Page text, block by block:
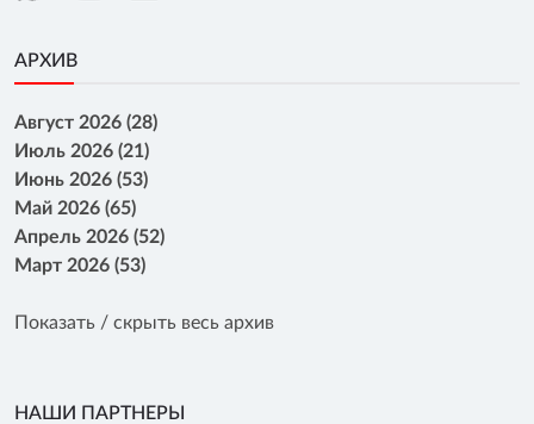
АРХИВ
Август 2026 (28)
Июль 2026 (21)
Июнь 2026 (53)
Май 2026 (65)
Апрель 2026 (52)
Март 2026 (53)
Показать / скрыть весь архив
НАШИ ПАРТНЕРЫ